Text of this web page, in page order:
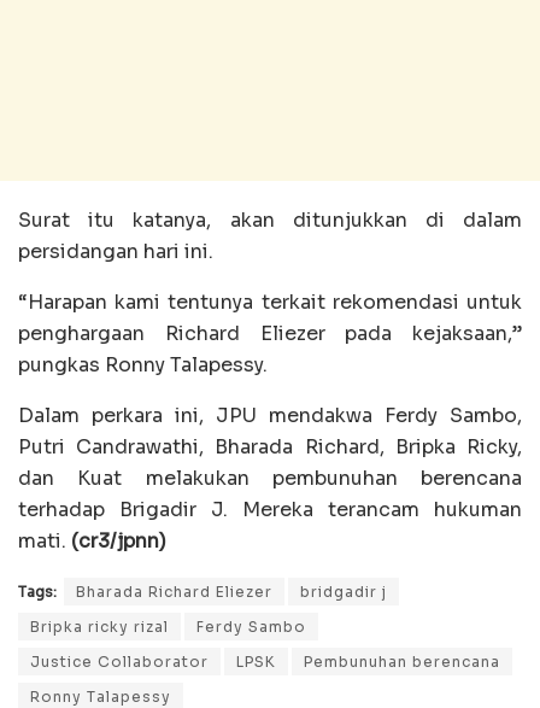
Surat itu katanya, akan ditunjukkan di dalam
persidangan hari ini.
“Harapan kami tentunya terkait rekomendasi untuk
penghargaan Richard Eliezer pada kejaksaan,”
pungkas Ronny Talapessy.
Dalam perkara ini, JPU mendakwa Ferdy Sambo,
Putri Candrawathi, Bharada Richard, Bripka Ricky,
dan Kuat melakukan pembunuhan berencana
terhadap Brigadir J. Mereka terancam hukuman
mati. (cr3/jpnn)
Tags: Bharada Richard Eliezer
bridgadir j
Bripka ricky rizal
Ferdy Sambo
Justice Collaborator
LPSK
Pembunuhan berencana
Ronny Talapessy